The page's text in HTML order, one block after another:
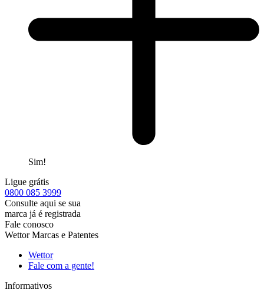
Sim!
Ligue grátis
0800 085 3999
Consulte aqui se sua
marca já é registrada
Fale conosco
Wettor Marcas e Patentes
Wettor
Fale com a gente!
Informativos